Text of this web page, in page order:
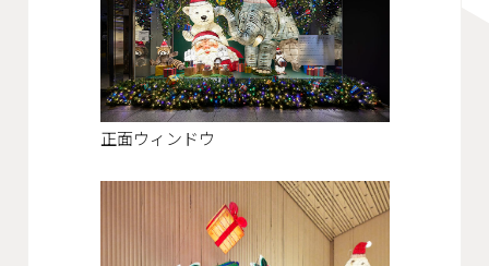
会社案内
ご挨拶
企業理念
正面ウィンドウ